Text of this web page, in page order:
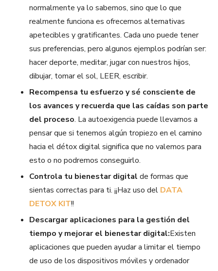
normalmente ya lo sabemos, sino que lo que
realmente funciona es ofrecernos alternativas
apetecibles y gratificantes. Cada uno puede tener
sus preferencias, pero algunos ejemplos podrían ser:
hacer deporte, meditar, jugar con nuestros hijos,
dibujar, tomar el sol, LEER, escribir.
Recompensa tu esfuerzo y sé consciente de
los avances y recuerda que las caídas son parte
del proceso. La autoexigencia puede llevarnos a
pensar que si tenemos algún tropiezo en el camino
hacia el détox digital significa que no valemos para
esto o no podremos conseguirlo.
Controla tu bienestar digital de formas que
sientas correctas para ti. ¡¡Haz uso del DATA
DETOX KIT!!
Descargar aplicaciones para la gestión del
tiempo y mejorar el bienestar digital:Existen
aplicaciones que pueden ayudar a limitar el tiempo
de uso de los dispositivos móviles y ordenador